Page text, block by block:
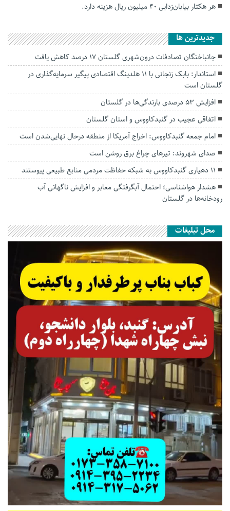
هر هکتار بیابان‌زدایی ۴۰ میلیون ریال هزینه دارد.
جديدترين ها
جانباختگان تصادفات درون‌شهری گلستان ۱۷ درصد کاهش یافت
استاندار: بابک زنجانی با ۱۱ هلدینگ اقتصادی پیگیر سرمایه‌گذاری در
گلستان است
افزایش ۵۳ درصدی بارندگی‌ها در گلستان
اتفاقی عجیب در‌ گنبدکاووس و استان گلستان
امام جمعه گنبدکاووس: اخراج آمریکا از منطقه درحال نهایی‌شدن است
صدای شهروند: تیرهای چراغ برق روشن است
۱۱ دهیاری گنبدکاووس به شبکه حفاظت مردمی منابع طبیعی پیوستند
هشدار هواشناسی؛ احتمال آبگرفتگی معابر و افزایش ناگهانی آب
رودخانه‌ها در گلستان
محل تبلیغات